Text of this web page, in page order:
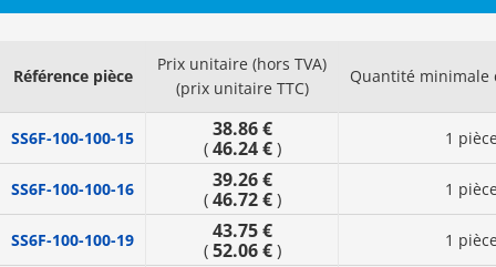
Référence pièce
Prix unitaire (hors TVA)
(prix unitaire TTC)
Quantité minimale
SS6F-100-100-15 38.86 €
( 46.24 €) 1
SS6F-100-100-16 39.26 €
( 46.72 €) 1
SS6F-100-100-19 43.75 €
( 52.06 €) 1